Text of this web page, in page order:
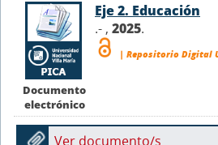
Documento
electrónico
Eje 2. Educación
.- , 2025.
| Repositorio Digital
Ver documento/s